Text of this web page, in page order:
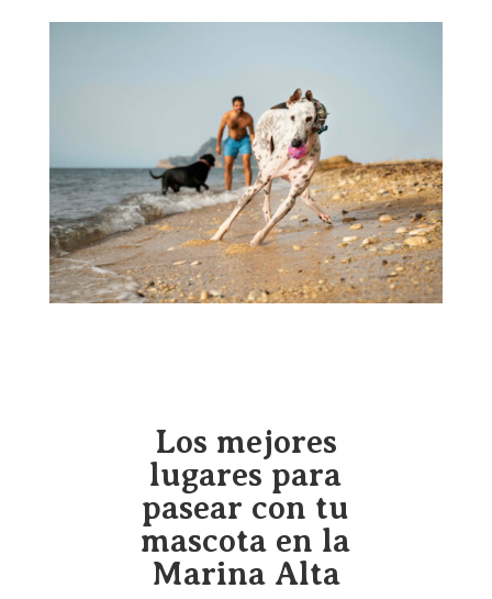
Los mejores
lugares para
pasear con tu
mascota en la
Marina Alta